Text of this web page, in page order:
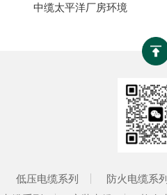
中缆太平洋厂房环境
低压电缆系列 防火电缆系列